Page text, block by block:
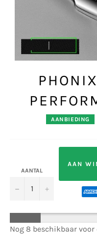
AANBIEDING
AANTAL
− +
AAN
Nog 8 beschikbaar